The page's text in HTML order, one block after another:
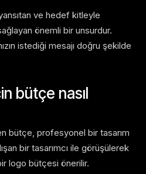
ve hedef kitleyle
önemli bir unsurdur.
istediği mesajı doğru şekilde
bütçe nasıl
bütçe, profesyonel bir tasarım
bir tasarımcı ile görüşülerek
logo bütçesi önerilir.